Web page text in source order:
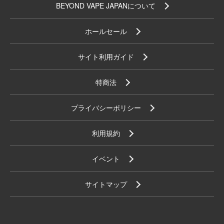
BEYOND VAPE JAPANについて
ホールセール
サイト利用ガイド
特商法
プライバシーポリシー
利用規約
イベント
サイトマップ